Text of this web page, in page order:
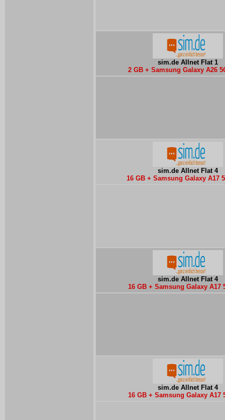
sim.de Allnet Flat 1
2 GB + Samsung Galaxy A26
sim.de Allnet Flat 4
16 GB + Samsung Galaxy A17
sim.de Allnet Flat 4
16 GB + Samsung Galaxy A17
sim.de Allnet Flat 4
16 GB + Samsung Galaxy A17